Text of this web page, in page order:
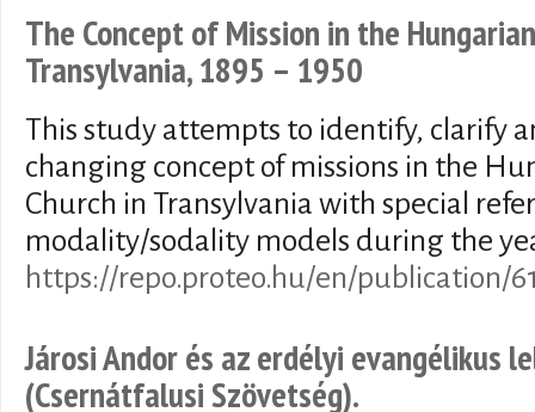
The Concept of Mission in the
Transylvania, 1895 – 1950
This study attempts to identify, clarify
changing concept of missions in the
Church in Transylvania with special
modality/sodality models during the
https://repo.proteo.hu/en/publication/
Járosi Andor és az erdélyi evangélikus
(Csernátfalusi Szövetség).